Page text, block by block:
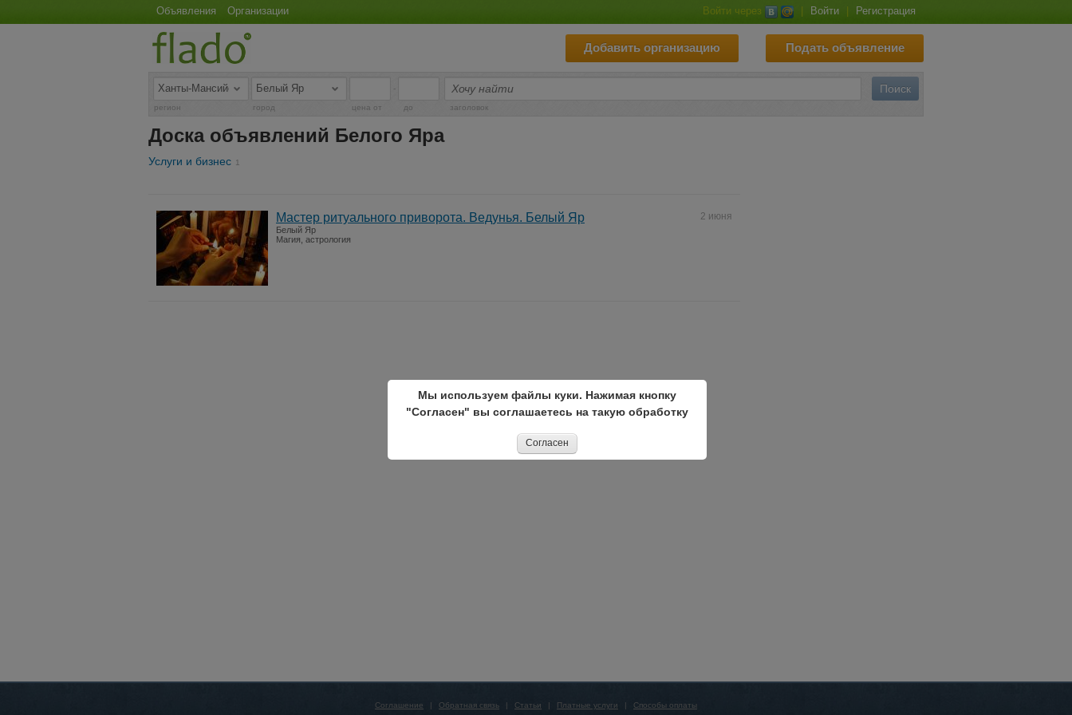
Объявления Организации Войти через Войти Регистрация
Подать объявление
Добавить организацию
-
регион город цена от до заголовок
Доска объявлений Белого Яра
Услуги и бизнес 1
2 июня
Мастер ритуального приворота. Ведунья. Белый Яр
Белый Яр
Магия, астрология
Соглашение | Обратная связь | Статьи | Платные услуги | Способы оплаты
Мы используем файлы куки. Нажимая кнопку
"Согласен" вы соглашаетесь на такую обработку
Согласен